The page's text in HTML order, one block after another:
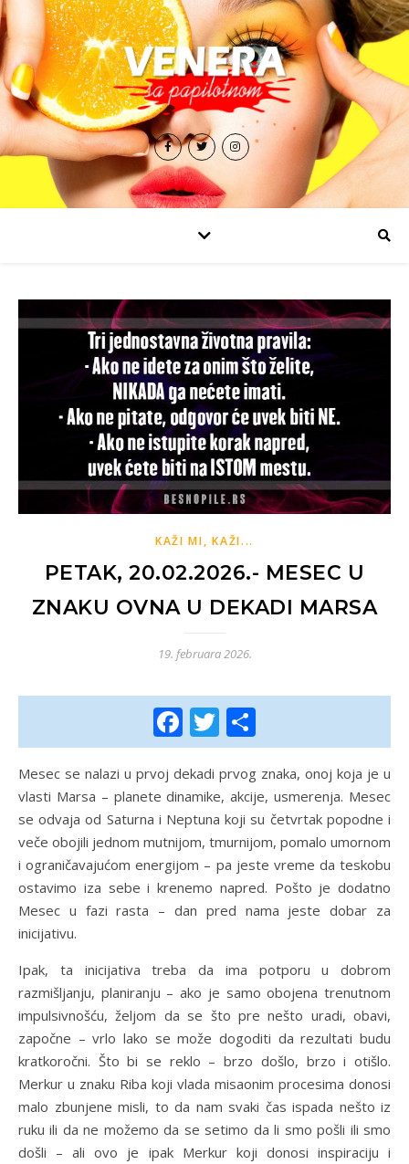
KAŽI MI, KAŽI...
PETAK, 20.02.2026.- MESEC U
ZNAKU OVNA U DEKADI MARSA
19. februara 2026.
Facebook
Twitter
Mesec se nalazi u prvoj dekadi prvog znaka, onoj koja je u
vlasti Marsa – planete dinamike, akcije, usmerenja. Mesec
se odvaja od Saturna i Neptuna koji su četvrtak popodne i
veče obojili jednom mutnijom, tmurnijom, pomalo umornom
i ograničavajućom energijom – pa jeste vreme da teskobu
ostavimo iza sebe i krenemo napred. Pošto je dodatno
Mesec u fazi rasta – dan pred nama jeste dobar za
inicijativu.
Ipak, ta inicijativa treba da ima potporu u dobrom
razmišljanju, planiranju – ako je samo obojena trenutnom
impulsivnošću, željom da se što pre nešto uradi, obavi,
započne – vrlo lako se može dogoditi da rezultati budu
kratkoročni. Što bi se reklo – brzo došlo, brzo i otišlo.
Merkur u znaku Riba koji vlada misaonim procesima donosi
malo zbunjene misli, to da nam svaki čas ispada nešto iz
ruku ili da ne možemo da se setimo da li smo pošli ili smo
došli – ali ovo je ipak Merkur koji donosi inspiraciju i